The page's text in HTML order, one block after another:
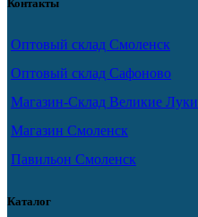
Контакты
Оптовый склад Смоленск
Оптовый склад Сафоново
Магазин-Склад Великие Луки
Магазин Смоленск
Павильон Смоленск
Каталог